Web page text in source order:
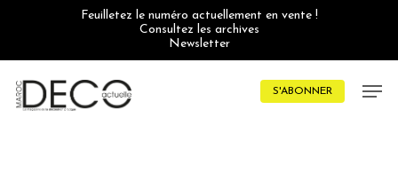
Feuilletez le numéro actuellement en vente !
Consultez les archives
Newsletter
S'ABONNER